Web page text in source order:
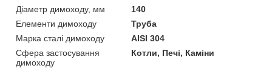
Діаметр димоходу, мм
140
Елементи димоходу
Труба
Марка сталі димоходу
AISI 304
Сфера застосування
димоходу
Котли, Печі, Каміни